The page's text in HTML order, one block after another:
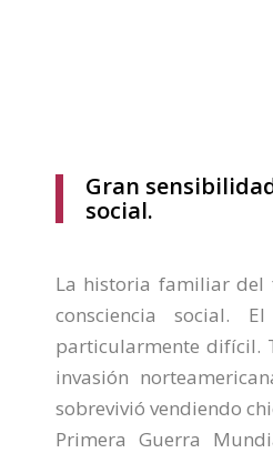
Gran
social.
La historia familiar del
consciencia social.
particularmente difícil.
invasión
sobrevivió vendiendo
Primera Guerra